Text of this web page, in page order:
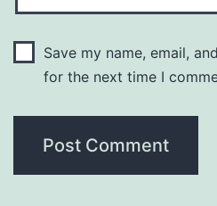
Save my name, email,
for the next time I